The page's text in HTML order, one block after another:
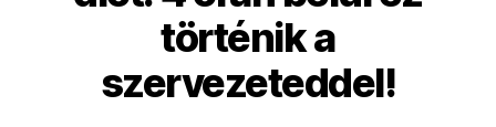
történik a
szervezeteddel!